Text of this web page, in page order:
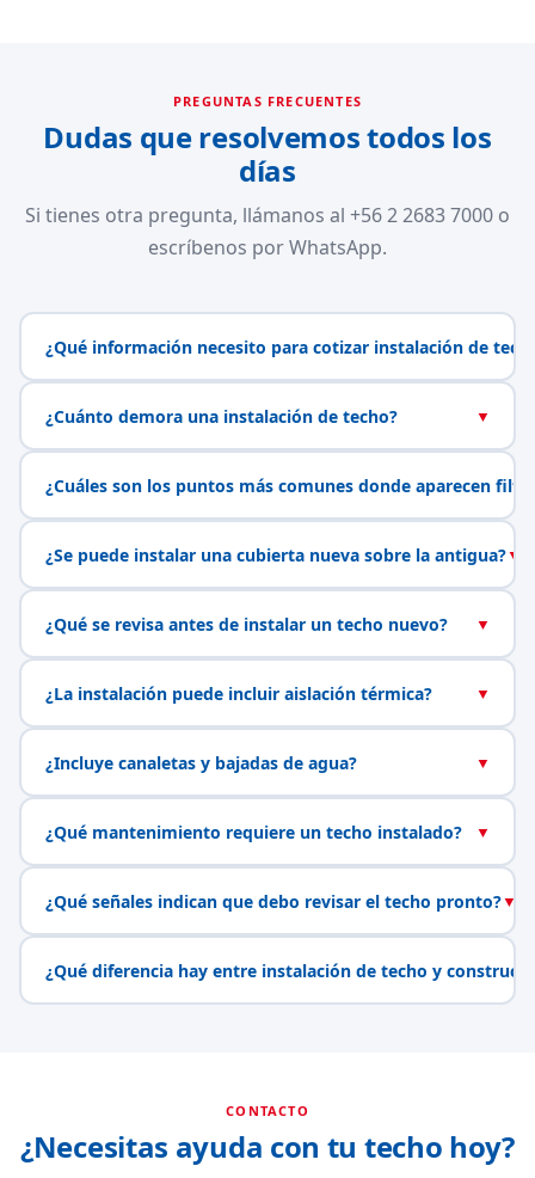
PREGUNTAS FRECUENTES
Dudas que resolvemos todos los
días
Si tienes otra pregunta, llámanos al +56 2 2683 7000 o
escríbenos por WhatsApp.
¿Qué información necesito para cotizar instalación de
¿Cuánto demora una instalación de techo? ▼
¿Cuáles son los puntos más comunes donde aparecen
¿Se puede instalar una cubierta nueva sobre la antigua?▼
¿Qué se revisa antes de instalar un techo nuevo? ▼
¿La instalación puede incluir aislación térmica? ▼
¿Incluye canaletas y bajadas de agua? ▼
¿Qué mantenimiento requiere un techo instalado? ▼
¿Qué señales indican que debo revisar el techo pronto?▼
¿Qué diferencia hay entre instalación de techo y
CONTACTO
¿Necesitas ayuda con tu techo hoy?